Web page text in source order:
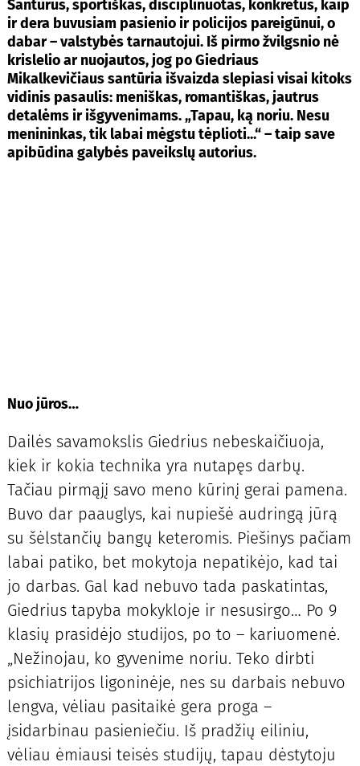
Santūrus, sportiškas, disciplinuotas, konkretus, kaip
ir dera buvusiam pasienio ir policijos pareigūnui, o
dabar – valstybės tarnautojui. Iš pirmo žvilgsnio nė
krislelio ar nuojautos, jog po Giedriaus
Mikalkevičiaus santūria išvaizda slepiasi visai kitoks
vidinis pasaulis: meniškas, romantiškas, jautrus
detalėms ir išgyvenimams. „Tapau, ką noriu. Nesu
menininkas, tik labai mėgstu tėplioti...“ – taip save
apibūdina galybės paveikslų autorius.
Nuo jūros…
Dailės savamokslis Giedrius nebeskaičiuoja,
kiek ir kokia technika yra nutapęs darbų.
Tačiau pirmąjį savo meno kūrinį gerai pamena.
Buvo dar paauglys, kai nupiešė audringą jūrą
su šėlstančių bangų keteromis. Piešinys pačiam
labai patiko, bet mokytoja nepatikėjo, kad tai
jo darbas. Gal kad nebuvo tada paskatintas,
Giedrius tapyba mokykloje ir nesusirgo… Po 9
klasių prasidėjo studijos, po to – kariuomenė.
„Nežinojau, ko gyvenime noriu. Teko dirbti
psichiatrijos ligoninėje, nes su darbais nebuvo
lengva, vėliau pasitaikė gera proga –
įsidarbinau pasieniečiu. Iš pradžių eiliniu,
vėliau ėmiausi teisės studijų, tapau dėstytoju